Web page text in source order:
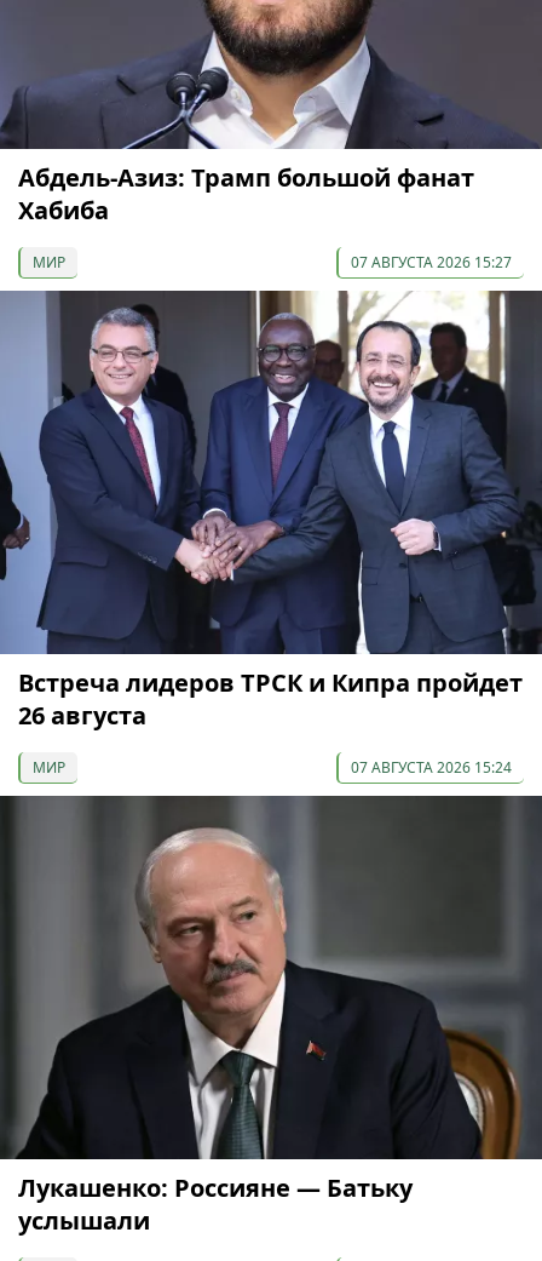
Абдель-Азиз: Трамп большой фанат
Хабиба
МИР 07 АВГУСТА 2026 15:27
Встреча лидеров ТРСК и Кипра пройдет
26 августа
МИР 07 АВГУСТА 2026 15:24
Лукашенко: Россияне — Батьку
услышали